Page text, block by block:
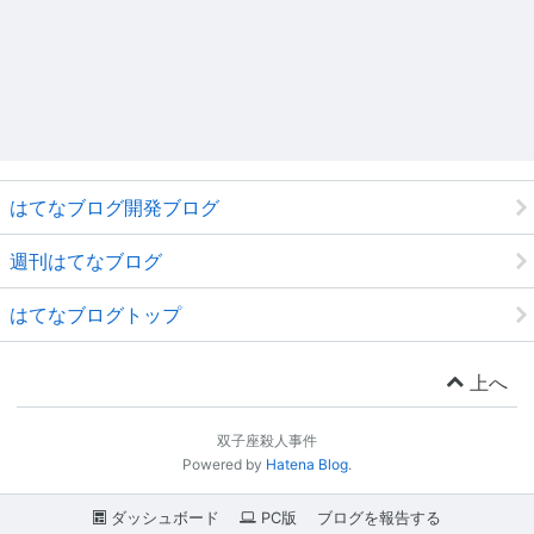
はてなブログ開発ブログ
週刊はてなブログ
はてなブログトップ
上へ
双子座殺人事件
Powered by Hatena Blog.
ダッシュボード PC版 ブログを報告する